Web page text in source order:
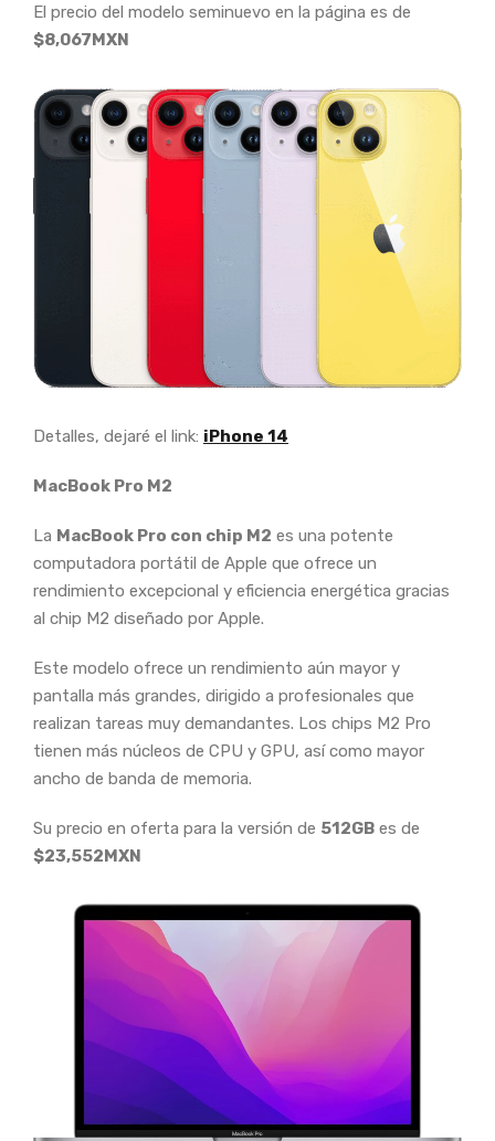
El precio del modelo seminuevo en la página es de
$8,067MXN
Detalles, dejaré el link: iPhone 14
MacBook Pro M2
La MacBook Pro con chip M2 es una potente
computadora portátil de Apple que ofrece un
rendimiento excepcional y eficiencia energética gracias
al chip M2 diseñado por Apple.
Este modelo ofrece un rendimiento aún mayor y
pantalla más grandes, dirigido a profesionales que
realizan tareas muy demandantes. Los chips M2 Pro
tienen más núcleos de CPU y GPU, así como mayor
ancho de banda de memoria.
Su precio en oferta para la versión de 512GB es de
$23,552MXN